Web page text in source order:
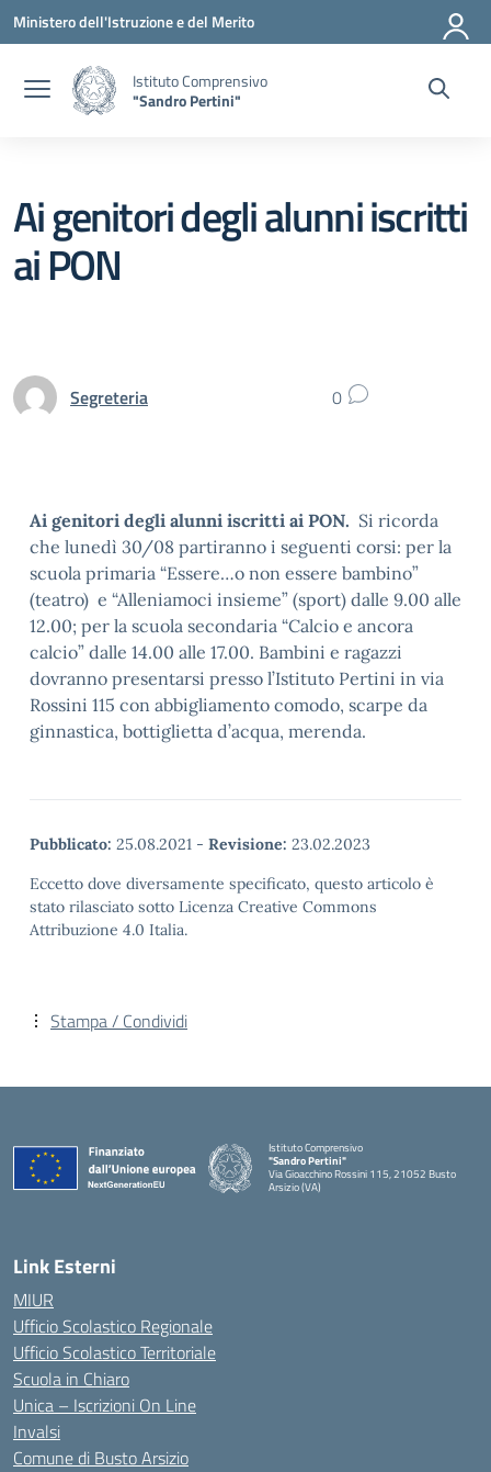
Vai ai contenuti
Vai al menu di navigazione
Vai al footer
Ministero dell'Istruzione e del Merito
Istituto Comprensivo
"Sandro Pertini"
Ai genitori degli alunni iscritti
ai PON
Segreteria 0
Ai genitori degli alunni iscritti ai PON. Si ricorda
che lunedì 30/08 partiranno i seguenti corsi: per la
scuola primaria “Essere…o non essere bambino”
(teatro) e “Alleniamoci insieme” (sport) dalle 9.00 alle
12.00; per la scuola secondaria “Calcio e ancora
calcio” dalle 14.00 alle 17.00. Bambini e ragazzi
dovranno presentarsi presso l’Istituto Pertini in via
Rossini 115 con abbigliamento comodo, scarpe da
ginnastica, bottiglietta d’acqua, merenda.
Pubblicato: 25.08.2021 - Revisione: 23.02.2023
Eccetto dove diversamente specificato, questo articolo è
stato rilasciato sotto Licenza Creative Commons
Attribuzione 4.0 Italia.
Stampa / Condividi
Istituto Comprensivo
"Sandro Pertini"
Via Gioacchino Rossini 115, 21052 Busto
Arsizio (VA)
Link Esterni
MIUR
Ufficio Scolastico Regionale
Ufficio Scolastico Territoriale
Scuola in Chiaro
Unica – Iscrizioni On Line
Invalsi
Comune di Busto Arsizio